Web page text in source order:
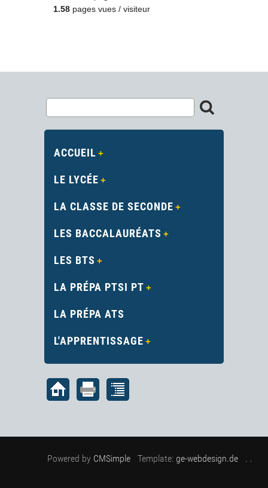
ACCUEIL
LE LYCÉE
LA CLASSE DE SECONDE
LES BACCALAURÉATS
LES BTS
LA PRÉPA PTSI PT
LA PRÉPA ATS
L'APPRENTISSAGE
1.58 pages vues / visiteur
Powered by CMSimple Template: ge-webdesign.de . .